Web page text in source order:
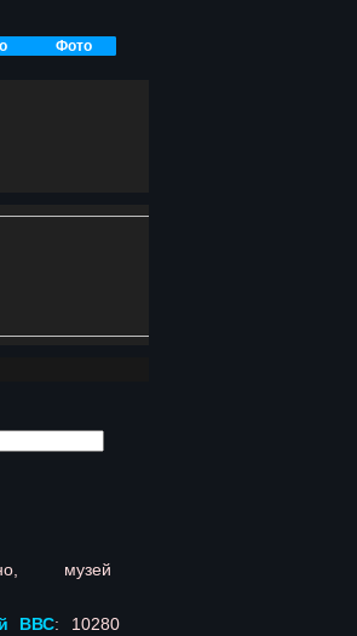
Фото
ВВС: 10280